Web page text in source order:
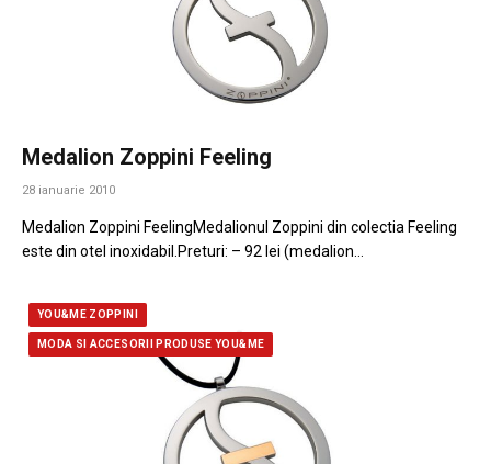
Medalion Zoppini Feeling
28 ianuarie 2010
Medalion Zoppini FeelingMedalionul Zoppini din colectia Feeling
este din otel inoxidabil.Preturi: – 92 lei (medalion…
YOU&ME ZOPPINI
MODA SI ACCESORII PRODUSE YOU&ME